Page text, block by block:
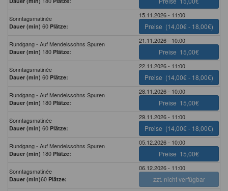
Sonntagsmatinée
Dauer (min) 60 Plätze:
15.11.2026 - 11:00
Preise (14,00€ - 18,00€)
Rundgang - Auf Mendelssohns Spuren
Dauer (min) 180 Plätze:
21.11.2026 - 10:00
Preise 15,00€
Sonntagsmatinée
Dauer (min) 60 Plätze:
22.11.2026 - 11:00
Preise (14,00€ - 18,00€)
Rundgang - Auf Mendelssohns Spuren
Dauer (min) 180 Plätze:
28.11.2026 - 10:00
Preise 15,00€
Sonntagsmatinée
Dauer (min) 60 Plätze:
29.11.2026 - 11:00
Preise (14,00€ - 18,00€)
Rundgang - Auf Mendelssohns Spuren
Dauer (min) 180 Plätze:
05.12.2026 - 10:00
Preise 15,00€
Sonntagsmatinée
Dauer (min)60 Plätze:
06.12.2026 - 11:00
zzt. nicht verfügbar